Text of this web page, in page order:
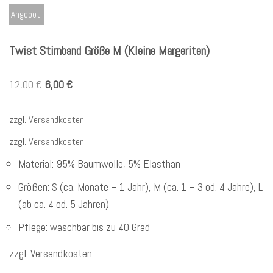
Angebot!
Twist Stirnband Größe M (Kleine Margeriten)
12,00€ 6,00€
zzgl. Versandkosten
zzgl. Versandkosten
Material: 95% Baumwolle, 5% Elasthan
Größen: S (ca. Monate – 1 Jahr), M (ca. 1 – 3 od. 4 Jahre), L
(ab ca. 4 od. 5 Jahren)
Pflege: waschbar bis zu 40 Grad
zzgl. Versandkosten